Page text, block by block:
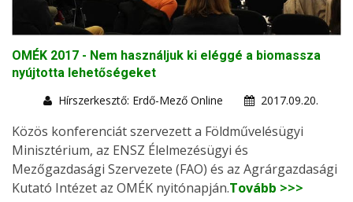
OMÉK 2017 - Nem használjuk ki eléggé a biomassza
nyújtotta lehetőségeket
Hírszerkesztő: Erdő-Mező Online
2017.09.20.
Közös konferenciát szervezett a Földművelésügyi
Minisztérium, az ENSZ Élelmezésügyi és
Mezőgazdasági Szervezete (FAO) és az Agrárgazdasági
Kutató Intézet az OMÉK nyitónapján.Tovább >>>